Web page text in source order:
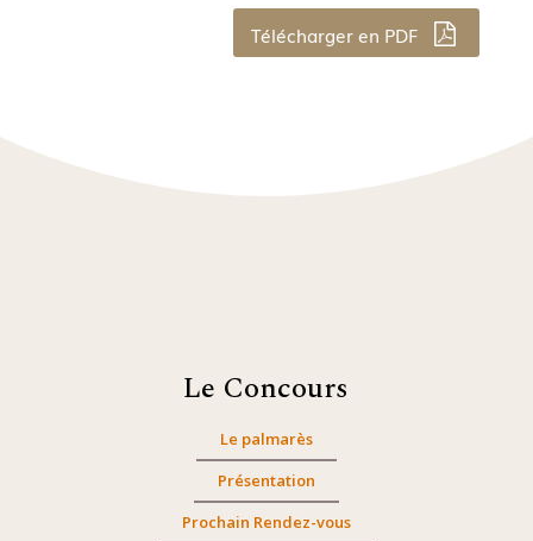
Télécharger en PDF
Le Concours
Le palmarès
Présentation
Prochain Rendez-vous